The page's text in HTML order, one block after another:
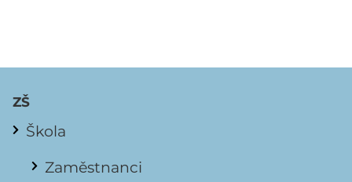
ZŠ
Škola
Zaměstnanci